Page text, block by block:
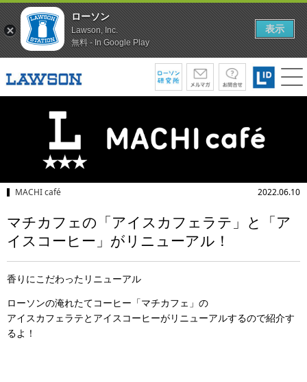
MACHI café 2022.06.10
マチカフェの「アイスカフェラテ」と「ア
イスコーヒー」がリニューアル！
香りにこだわったリニューアル
ローソンの淹れたてコーヒー「マチカフェ」の
アイスカフェラテとアイスコーヒーがリニューアルするので紹介す
るよ！
ローソン
Lawson, Inc.
無料 - In Google Play
表示